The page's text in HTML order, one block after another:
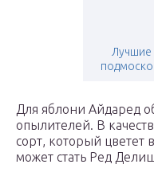
Лучшие
Для яблони Айдаред
опылителей. В
сорт, который
может стать Ред